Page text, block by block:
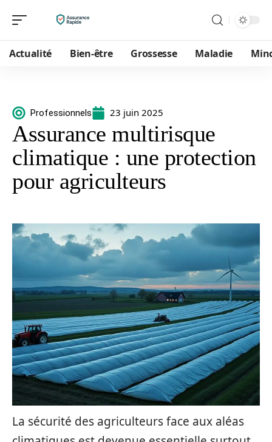
Actualité Bien-être Grossesse Maladie
Professionnels 23 juin 2025
Assurance multirisque
climatique : une protection
pour agriculteurs
La sécurité des agriculteurs face aux aléas